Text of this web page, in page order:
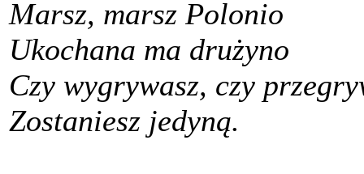
Marsz, marsz Polonio
Ukochana ma drużyno
Czy wygrywasz, czy
Zostaniesz jedyną.